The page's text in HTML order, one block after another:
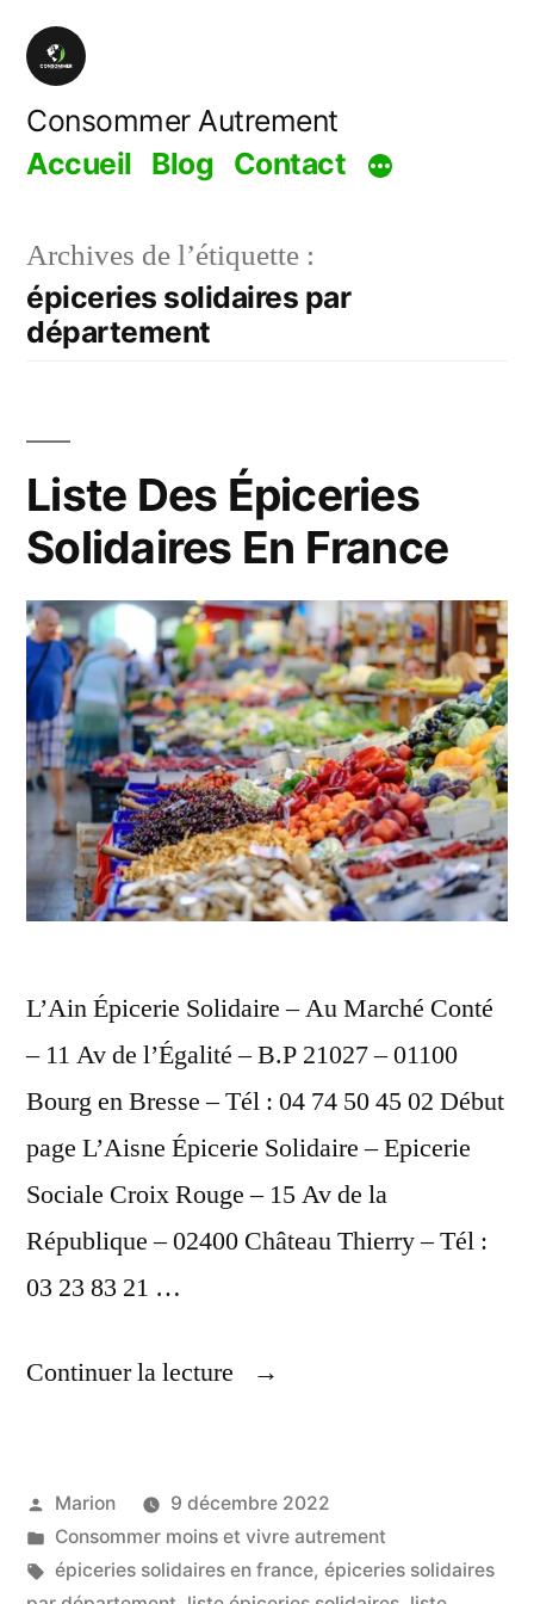
Aller
contenu
Consommer Autrement
Accueil Blog Contact
Archives de l’étiquette :
épiceries solidaires par
département
Liste Des Épiceries
Solidaires En France
L’Ain Épicerie Solidaire – Au Marché Conté
– 11 Av de l’Égalité – B.P 21027 – 01100
Bourg en Bresse – Tél : 04 74 50 45 02 Début
page L’Aisne Épicerie Solidaire – Epicerie
Sociale Croix Rouge – 15 Av de la
République – 02400 Château Thierry – Tél :
03 23 83 21 …
Continuer la lecture
« Liste
Solidaires
En
Publié
par
Marion
9 décembre 2022
Publié
dans
Consommer moins et vivre autrement
Étiquettes :
épiceries solidaires en france, épiceries solidaires